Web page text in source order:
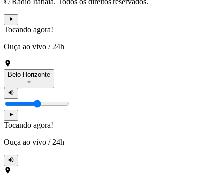
© Rádio Itatiaia. Todos os direitos reservados.
Tocando agora!
Ouça ao vivo / 24h
Belo Horizonte
Tocando agora!
Ouça ao vivo / 24h